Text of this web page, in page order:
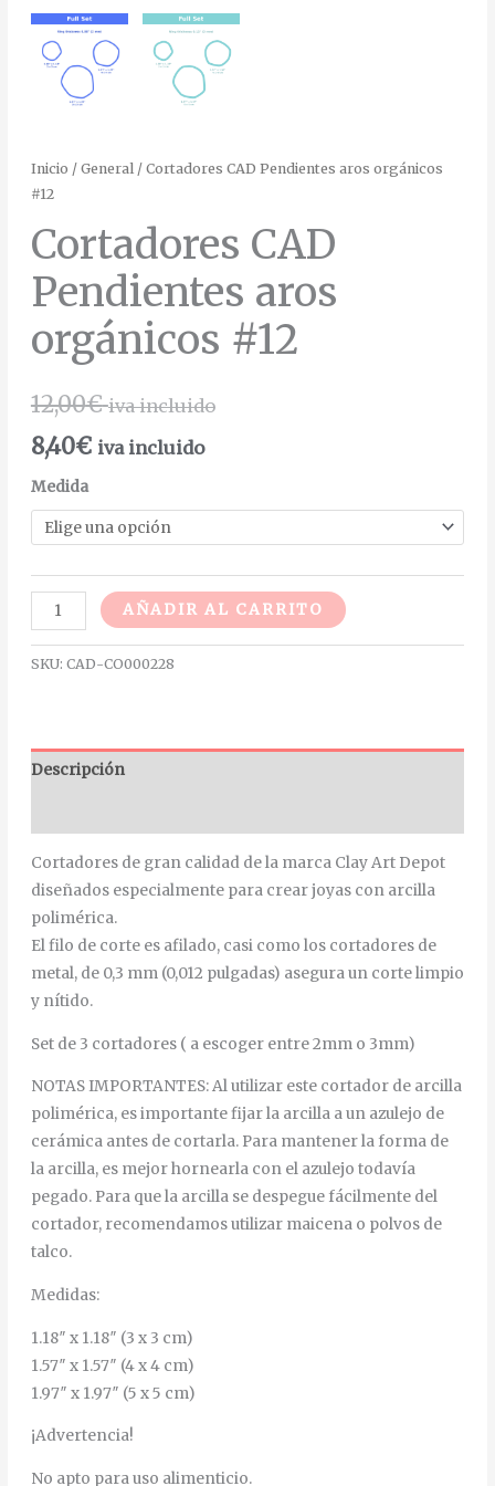
Inicio / General / Cortadores CAD Pendientes aros orgánicos
#12
Cortadores CAD
Pendientes aros
orgánicos #12
12,00€ iva incluido
8,40€ iva incluido
Medida
AÑADIR AL CARRITO
SKU: CAD-CO000228
Descripción
Cortadores de gran calidad de la marca Clay Art Depot
diseñados especialmente para crear joyas con arcilla
polimérica.
El filo de corte es afilado, casi como los cortadores de
metal, de 0,3 mm (0,012 pulgadas) asegura un corte limpio
y nítido.
Set de 3 cortadores ( a escoger entre 2mm o 3mm)
NOTAS IMPORTANTES: Al utilizar este cortador de arcilla
polimérica, es importante fijar la arcilla a un azulejo de
cerámica antes de cortarla. Para mantener la forma de
la arcilla, es mejor hornearla con el azulejo todavía
pegado. Para que la arcilla se despegue fácilmente del
cortador, recomendamos utilizar maicena o polvos de
talco.
Medidas:
1.18″ x 1.18″ (3 x 3 cm)
1.57″ x 1.57″ (4 x 4 cm)
1.97″ x 1.97″ (5 x 5 cm)
¡Advertencia!
No apto para uso alimenticio.